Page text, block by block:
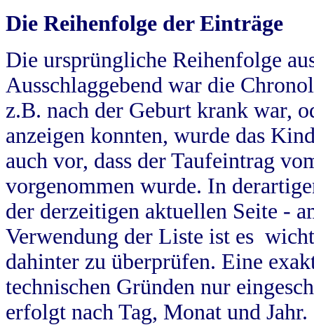
Die Reihenfolge der Einträge
Die ursprüngliche Reihenfolge
Ausschlaggebend war die
z.B. nach der Geburt krank war,
anzeigen konnten, wurde das
auch vor, dass der Taufeintrag
vorgenommen wurde. In
der derzeitigen aktuellen Seite -
Verwendung der Liste ist es
dahinter zu überprüfen. Eine
technischen Gründen nur
erfolgt nach Tag, Monat und Jahr.